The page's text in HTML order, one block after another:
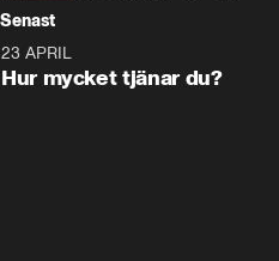
Senast
23 APRIL
Hur mycket tjänar du?